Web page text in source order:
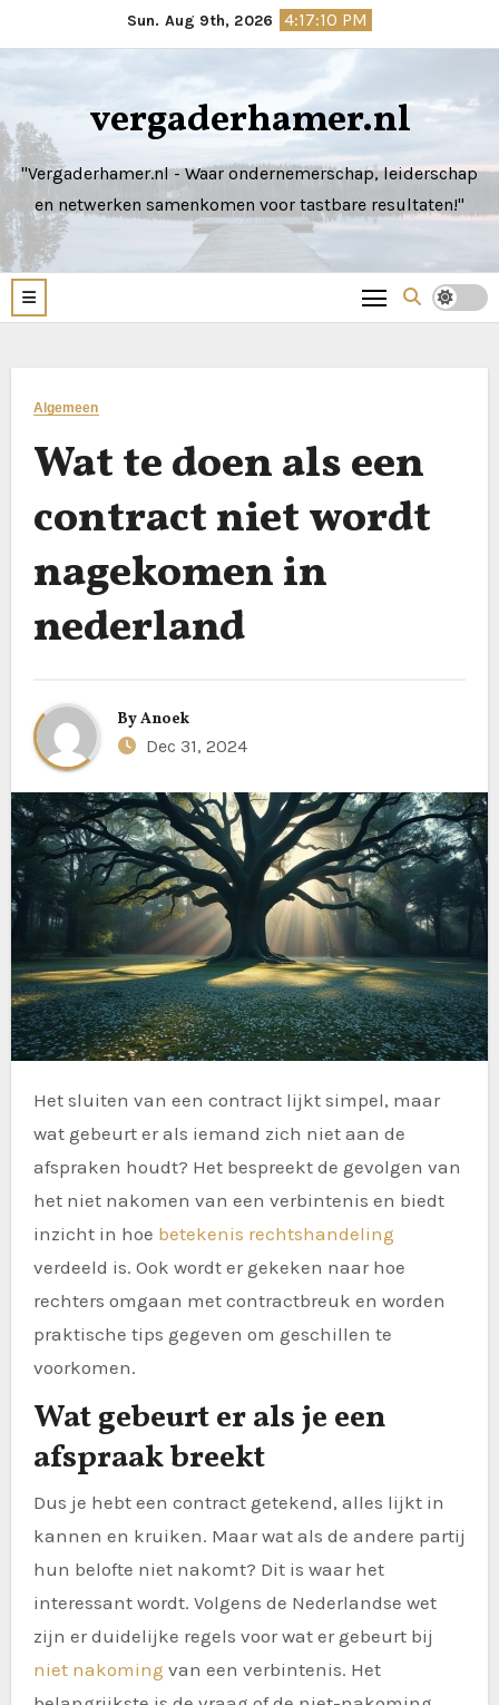
to
Sun. Aug 9th, 2026 4:17:11 PM
vergaderhamer.nl
"Vergaderhamer.nl - Waar ondernemerschap, leiderschap
en netwerken samenkomen voor tastbare resultaten!"
Algemeen
Wat te doen als een
contract niet wordt
nagekomen in
nederland
ByAnoek
Dec 31, 2024
Het sluiten van een contract lijkt simpel, maar
wat gebeurt er als iemand zich niet aan de
afspraken houdt? Het bespreekt de gevolgen van
het niet nakomen van een verbintenis en biedt
inzicht in hoe betekenis rechtshandeling
verdeeld is. Ook wordt er gekeken naar hoe
rechters omgaan met contractbreuk en worden
praktische tips gegeven om geschillen te
voorkomen.
Wat gebeurt er als je een
afspraak breekt
Dus je hebt een contract getekend, alles lijkt in
kannen en kruiken. Maar wat als de andere partij
hun belofte niet nakomt? Dit is waar het
interessant wordt. Volgens de Nederlandse wet
zijn er duidelijke regels voor wat er gebeurt bij
niet nakoming van een verbintenis. Het